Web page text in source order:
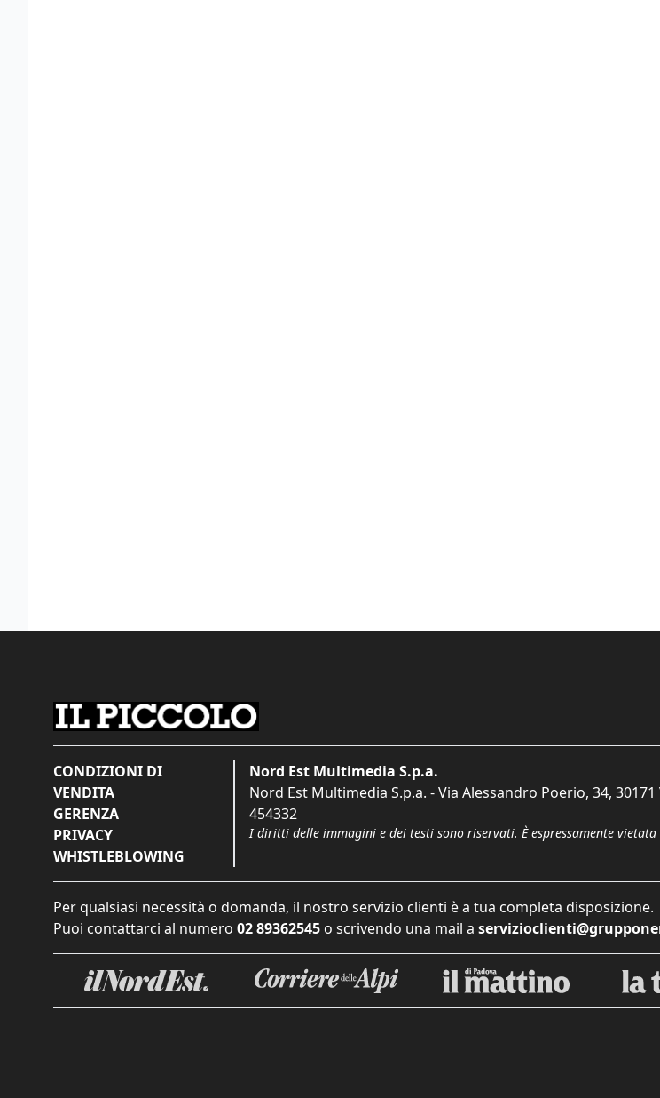
CONDIZIONI DI
VENDITA
GERENZA
PRIVACY
WHISTLEBLOWING
Nord Est Multimedia S.p.a.
Nord Est Multimedia S.p.a. - Via Alessandro Poerio, 34, 30171
454332
I diritti delle immagini e dei testi sono riservati. È espressamente
Per qualsiasi necessità o domanda, il nostro servizio clienti è a tua completa disposizione.
Puoi contattarci al numero 02 89362545 o scrivendo una mail a